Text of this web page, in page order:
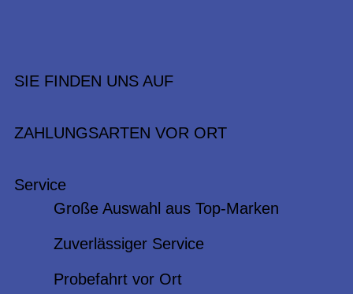
SIE FINDEN UNS AUF
ZAHLUNGSARTEN VOR ORT
Service
Große Auswahl aus Top-Marken
Zuverlässiger Service
Probefahrt vor Ort